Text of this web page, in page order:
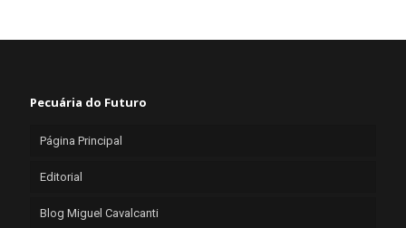
Pecuária do Futuro
Página Principal
Editorial
Blog Miguel Cavalcanti